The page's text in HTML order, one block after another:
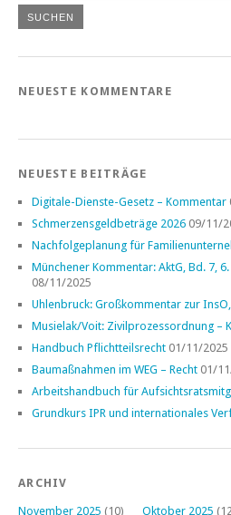
NEUESTE KOMMENTARE
NEUESTE BEITRÄGE
Digitale-Dienste-Gesetz – Kommentar
Schmerzensgeldbeträge 2026 09/11/
Nachfolgeplanung für
Münchener Kommentar: AktG, Bd. 7,
08/11/2025
Uhlenbruck: Großkommentar zur
Musielak/Voit: Zivilprozessordnung –
Handbuch Pflichtteilsrecht 01/11/2025
Baumaßnahmen im WEG – Recht 01/
Arbeitshandbuch für
Grundkurs IPR und internationales
ARCHIV
November 2025 (10) Oktober 2025